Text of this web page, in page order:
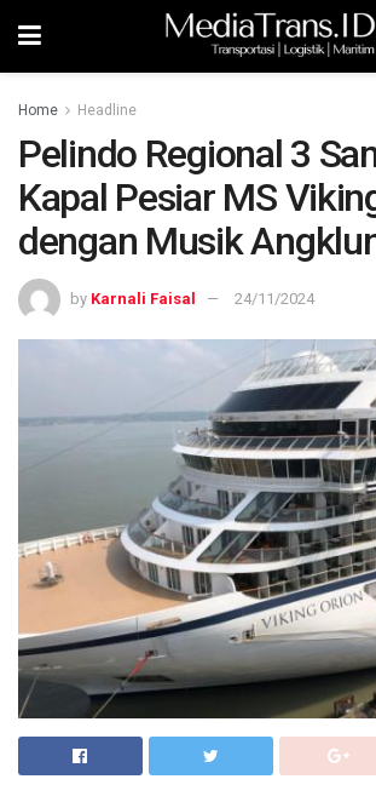
Home Headline
Pelindo Regional 3
Kapal Pesiar MS
dengan Musik
by Karnali Faisal 24/11/2024